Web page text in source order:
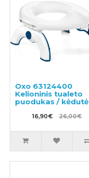
Oxo 63124400
Kelioninis tualeto
puodukas / kėdutė
16,90€ 26,00€